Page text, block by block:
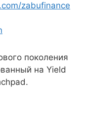
zabufinance
поколения
на Yield